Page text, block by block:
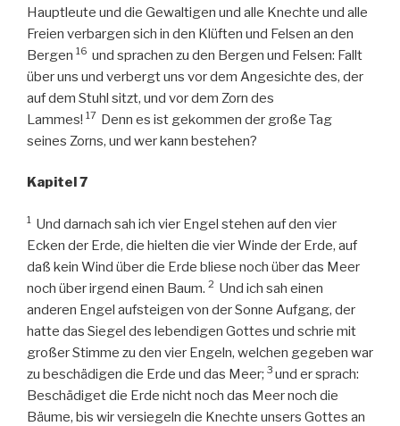
Hauptleute und die Gewaltigen und alle Knechte und alle
Freien verbargen sich in den Klüften und Felsen an den
Bergen 16 und sprachen zu den Bergen und Felsen: Fallt
über uns und verbergt uns vor dem Angesichte des, der
auf dem Stuhl sitzt, und vor dem Zorn des
Lammes! 17 Denn es ist gekommen der große Tag
seines Zorns, und wer kann bestehen?
Kapitel 7
1 Und darnach sah ich vier Engel stehen auf den vier
Ecken der Erde, die hielten die vier Winde der Erde, auf
daß kein Wind über die Erde bliese noch über das Meer
noch über irgend einen Baum. 2 Und ich sah einen
anderen Engel aufsteigen von der Sonne Aufgang, der
hatte das Siegel des lebendigen Gottes und schrie mit
großer Stimme zu den vier Engeln, welchen gegeben war
zu beschädigen die Erde und das Meer; 3 und er sprach:
Beschädiget die Erde nicht noch das Meer noch die
Bäume, bis wir versiegeln die Knechte unsers Gottes an